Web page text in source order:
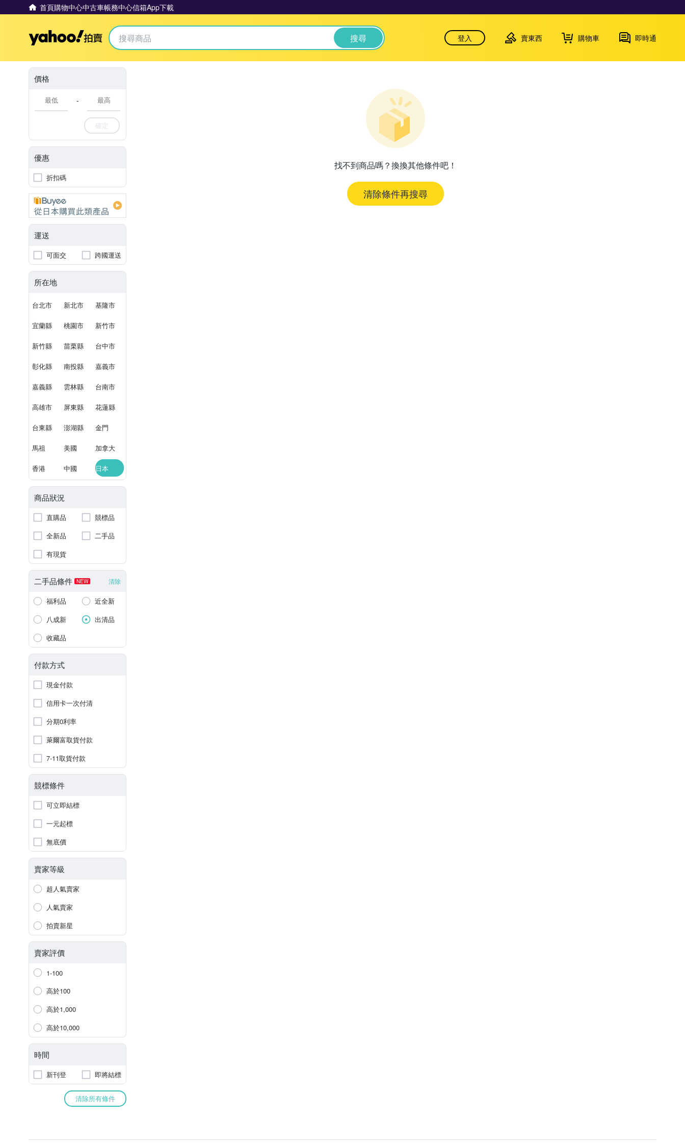
首頁購物中心中古車帳務中心信箱App下載
Yahoo拍賣 搜尋 登入 賣東西 購物車 即時通
價格
-
確定
優惠
折扣碼
運送
可面交 跨國運送
所在地
台北市 新北市 基隆市
宜蘭縣 桃園市 新竹市
新竹縣 苗栗縣 台中市
彰化縣 南投縣 嘉義市
嘉義縣 雲林縣 台南市
高雄市 屏東縣 花蓮縣
台東縣 澎湖縣 金門
馬祖 美國 加拿大
香港 中國 日本
商品狀況
直購品
競標品
全新品
二手品
有現貨
二手品條件 NEW 清除
福利品
近全新
八成新
出清品
收藏品
付款方式
現金付款
信用卡一次付清
分期0利率
萊爾富取貨付款
7-11取貨付款
競標條件
可立即結標
一元起標
無底價
賣家等級
超人氣賣家
人氣賣家
拍賣新星
賣家評價
1-100
高於100
高於1,000
高於10,000
時間
新刊登 即將結標
清除所有條件
找不到商品嗎？換換其他條件吧！
清除條件再搜尋